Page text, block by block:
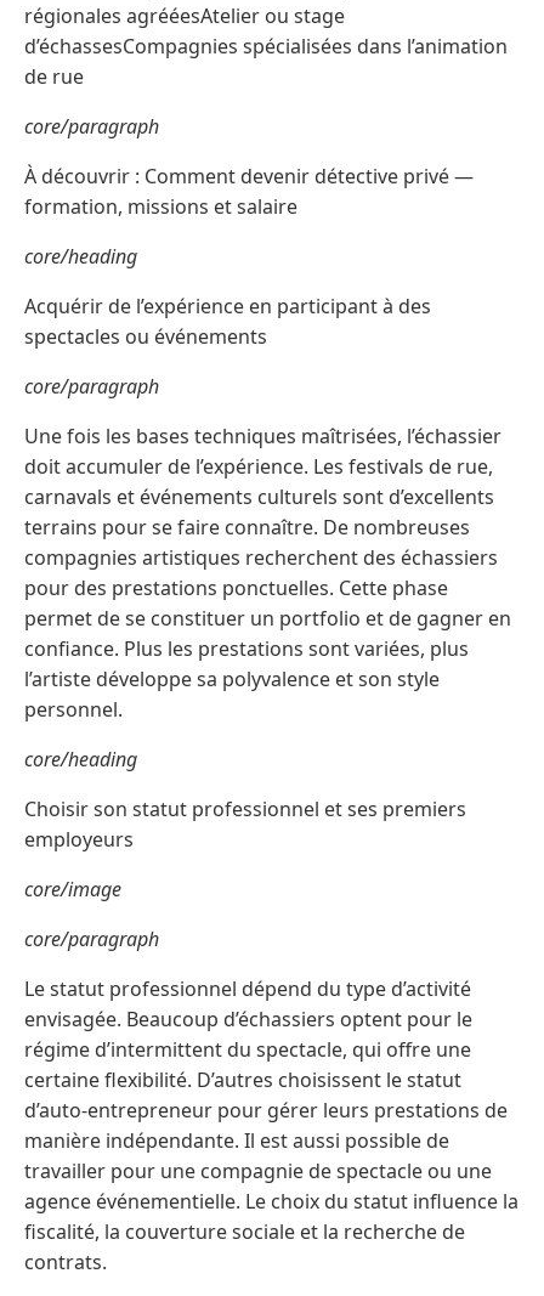
régionales agrééesAtelier ou stage
d’échassesCompagnies spécialisées dans l’animation
de rue
core/paragraph
À découvrir : Comment devenir détective privé —
formation, missions et salaire
core/heading
Acquérir de l’expérience en participant à des
spectacles ou événements
core/paragraph
Une fois les bases techniques maîtrisées, l’échassier
doit accumuler de l’expérience. Les festivals de rue,
carnavals et événements culturels sont d’excellents
terrains pour se faire connaître. De nombreuses
compagnies artistiques recherchent des échassiers
pour des prestations ponctuelles. Cette phase
permet de se constituer un portfolio et de gagner en
confiance. Plus les prestations sont variées, plus
l’artiste développe sa polyvalence et son style
personnel.
core/heading
Choisir son statut professionnel et ses premiers
employeurs
core/image
core/paragraph
Le statut professionnel dépend du type d’activité
envisagée. Beaucoup d’échassiers optent pour le
régime d’intermittent du spectacle, qui offre une
certaine flexibilité. D’autres choisissent le statut
d’auto-entrepreneur pour gérer leurs prestations de
manière indépendante. Il est aussi possible de
travailler pour une compagnie de spectacle ou une
agence événementielle. Le choix du statut influence la
fiscalité, la couverture sociale et la recherche de
contrats.